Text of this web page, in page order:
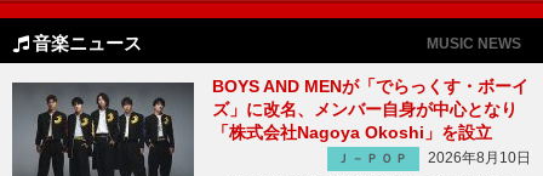
音楽ニュース MUSIC NEWS
BOYS AND MENが「でらっくす・ボーイ
ズ」に改名、メンバー自身が中心となり
「株式会社Nagoya Okoshi」を設立
Ｊ－ＰＯＰ
2026年8月10日